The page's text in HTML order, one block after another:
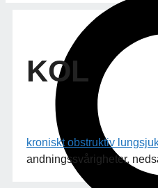
KOL
kroniskt obstruktiv
andningssvårigheter,